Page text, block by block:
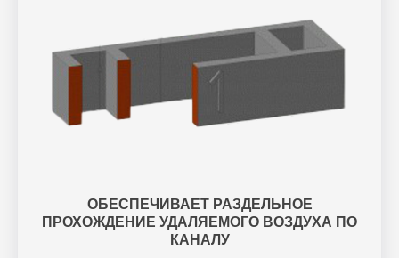
ОБЕСПЕЧИВАЕТ РАЗДЕЛЬНОЕ
ПРОХОЖДЕНИЕ УДАЛЯЕМОГО ВОЗДУХА ПО
КАНАЛУ